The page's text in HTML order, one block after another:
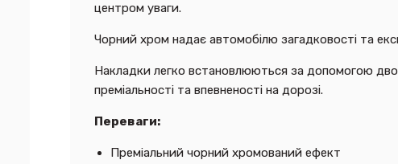
центром уваги.
Чорний хром надає автомобілю загадковості та
Накладки легко встановлюються за допомогою
преміальності та впевненості на дорозі.
Переваги:
Преміальний чорний хромований ефект